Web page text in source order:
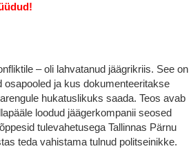
– oli lahvatanud jäägrikriis. See on
ja kus dokumenteeritakse
hukatuslikuks saada. Teos avab
loodud jäägerkompanii seosed
tulevahetusega Tallinnas Pärnu
teda vahistama tulnud politseinikke.